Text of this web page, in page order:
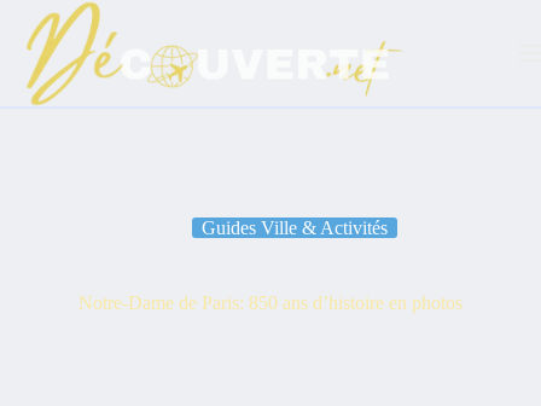
contenu
Guides Ville & Activités
Notre-Dame de Paris: 850 ans d’histoire en photos